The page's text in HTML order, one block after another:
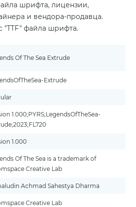
шрифта, лицензии,
и вендора-продавца.
"TTF" файла шрифта.
Of The Sea Extrude
Extrude
1.000;PYRS;LegendsOfTheSea-
1.000
Of The Sea is a trademark of
Creative Lab
Achmad Sahestya Dharma
Creative Lab